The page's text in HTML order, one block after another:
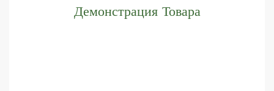
Демонстрация Товара